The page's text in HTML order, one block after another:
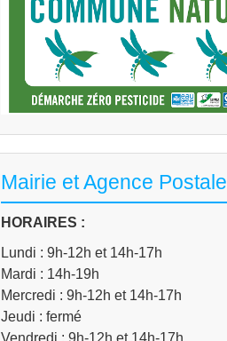
Mairie et Agence Postale
HORAIRES :
Lundi : 9h-12h et 14h-17h
Mardi : 14h-19h
Mercredi : 9h-12h et 14h-17h
Jeudi : fermé